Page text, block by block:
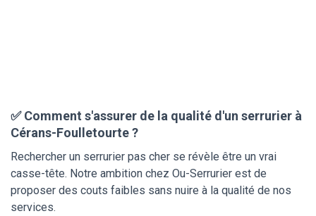
✅ Comment s'assurer de la qualité d'un serrurier à
Cérans-Foulletourte ?
Rechercher un serrurier pas cher se révèle être un vrai
casse-tête. Notre ambition chez Ou-Serrurier est de
proposer des couts faibles sans nuire à la qualité de nos
services.